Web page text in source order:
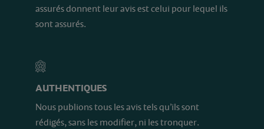
assurés donnent leur avis est celui pour lequel ils
sont assurés.
AUTHENTIQUES
Nous publions tous les avis tels qu’ils sont
rédigés, sans les modifier, ni les tronquer.